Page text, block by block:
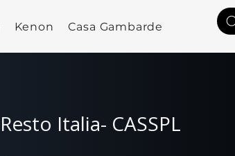
Kenon Casa Gambardella Rólunk
Resto Italia- CASSPL